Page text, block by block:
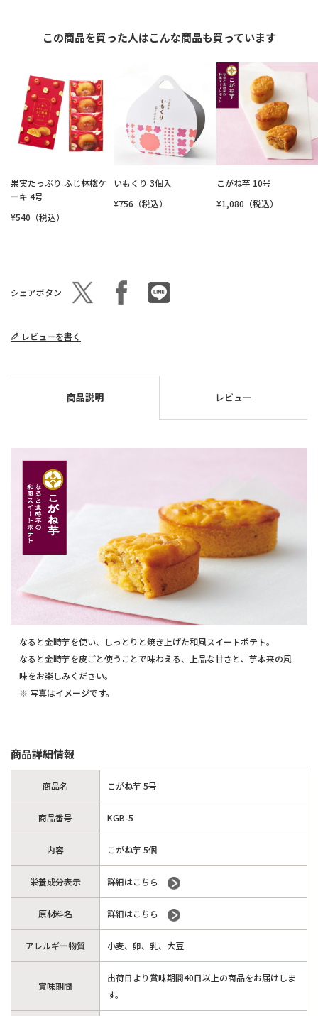
この商品を買った人はこんな商品も買っています
果実たっぷり ふじ林檎ケ
ーキ 4号
¥540（税込）
いもくり 3個入
¥756（税込）
こがね芋 10号
¥1,080（税込）
シェアボタン
レビューを書く
商品説明 レビュー
なると金時芋を使い、しっとりと焼き上げた和風スイートポテト。
なると金時芋を皮ごと使うことで味わえる、上品な甘さと、芋本来の風
味をお楽しみください。
※ 写真はイメージです。
商品詳細情報
商品名 こがね芋 5号
商品番号 KGB-5
内容 こがね芋 5個
栄養成分表示 詳細はこちら
原材料名 詳細はこちら
アレルギー物質 小麦、卵、乳、大豆
賞味期間
出荷日より賞味期間40日以上の商品をお届けしま
す。